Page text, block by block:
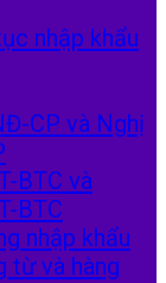
nhập khẩu
CP và Nghị
BTC và
BTC
nhập khẩu
từ và hàng